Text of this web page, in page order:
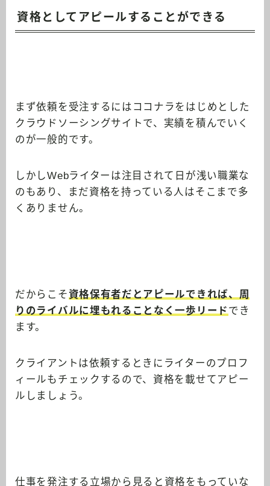
資格としてアピールすることができる
まず依頼を受注するにはココナラをはじめとした
クラウドソーシングサイトで、実績を積んでいく
のが一般的です。
しかしWebライターは注目されて日が浅い職業な
のもあり、まだ資格を持っている人はそこまで多
くありません。
だからこそ資格保有者だとアピールできれば、周
りのライバルに埋もれることなく一歩リード でき
ます。
クライアントは依頼するときにライターのプロフ
ィールもチェックするので、資格を載せてアピー
ルしましょう。
仕事を発注する立場から見ると資格をもっていな